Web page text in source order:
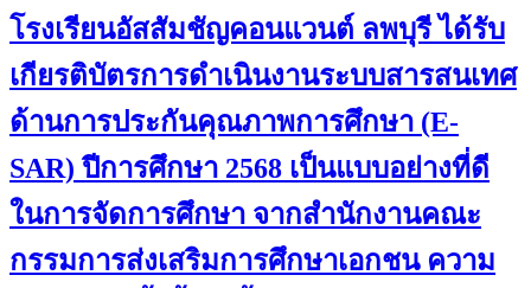
โรงเรียนอัสสัมชัญคอนแวนต์ ลพบุรี ได้รับ
เกียรติบัตรการดำเนินงานระบบสารสนเทศ
ด้านการประกันคุณภาพการศึกษา (E-
SAR) ปีการศึกษา 2568 เป็นแบบอย่างที่ดี
ในการจัดการศึกษา จากสำนักงานคณะ
กรรมการส่งเสริมการศึกษาเอกชน ความ